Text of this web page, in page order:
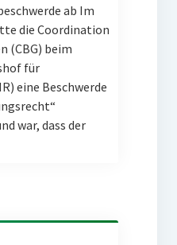
ab Im
die Coordination
(CBG) beim
für
eine Beschwerde
war, dass der